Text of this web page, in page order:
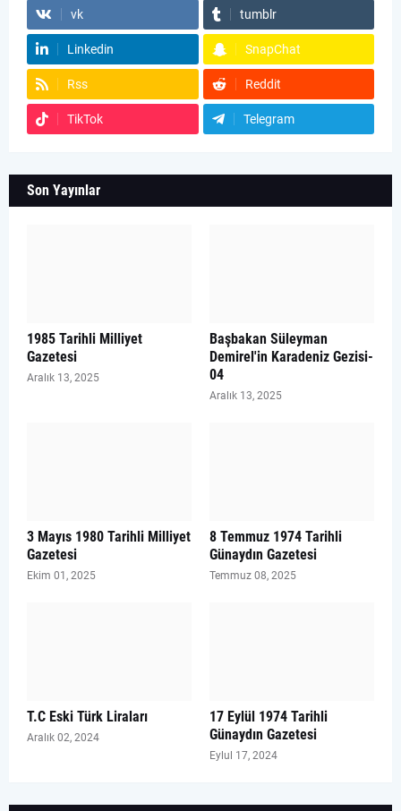
vk tumblr
Linkedin SnapChat
Rss Reddit
TikTok Telegram
Son Yayınlar
1985 Tarihli Milliyet
Gazetesi
Aralık 13, 2025
Başbakan Süleyman
Demirel'in Karadeniz Gezisi-
04
Aralık 13, 2025
3 Mayıs 1980 Tarihli Milliyet
Gazetesi
Ekim 01, 2025
8 Temmuz 1974 Tarihli
Günaydın Gazetesi
Temmuz 08, 2025
T.C Eski Türk Liraları
Aralık 02, 2024
17 Eylül 1974 Tarihli
Günaydın Gazetesi
Eylul 17, 2024